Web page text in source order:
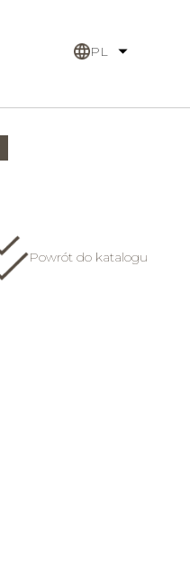
PL
Powrót do katalogu